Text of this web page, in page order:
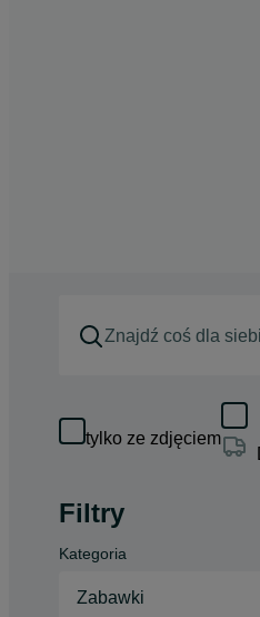
tylko ze zdjęciem
Filtry
Kategoria
Zabawki